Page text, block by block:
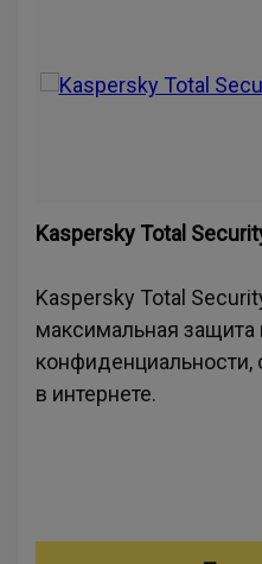
Kaspersky Total
Kaspersky Total
максимальная
в интернете.